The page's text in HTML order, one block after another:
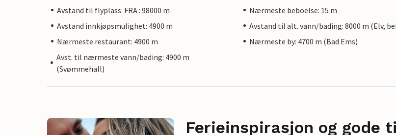
Avstand til flyplass: FRA : 98000 m
Nærmeste beboelse: 15 m
Avstand innkjøpsmulighet: 4900 m
Avstand til alt. vann/bading: 8000 m (Elv,
Nærmeste restaurant: 4900 m
Nærmeste by: 4700 m (Bad Ems)
Avst. til nærmeste vann/bading: 4900 m
(Svømmehall)
Ferieinspirasjon og gode